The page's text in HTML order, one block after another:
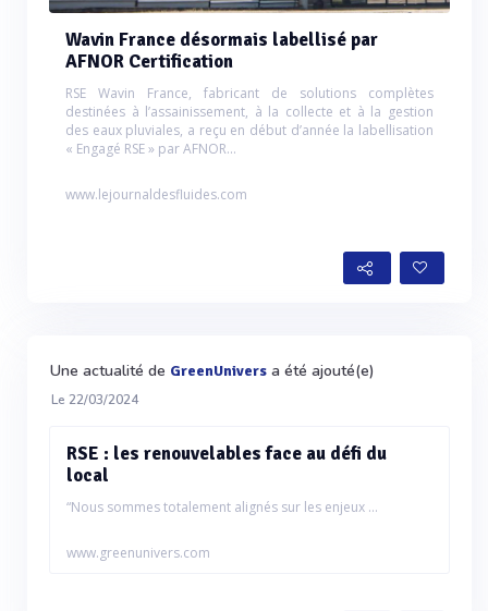
Wavin France désormais labellisé par
AFNOR Certification
RSE Wavin France, fabricant de solutions complètes
destinées à l’assainissement, à la collecte et à la gestion
des eaux pluviales, a reçu en début d’année la labellisation
« Engagé RSE » par AFNOR...
www.lejournaldesfluides.com
Une actualité de GreenUnivers a été ajouté(e)
Le 22/03/2024
RSE : les renouvelables face au défi du
local
“Nous sommes totalement alignés sur les enjeux ...
www.greenunivers.com